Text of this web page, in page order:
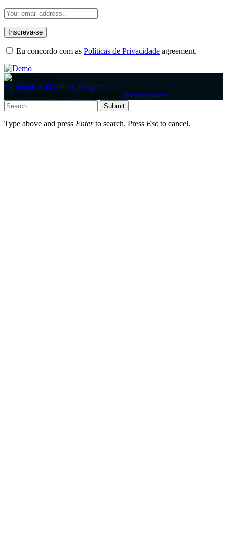
Eu concordo com as Políticas de Privacidade agreement.
Facebook X (Twitter) Instagram
ThemeSphere
Submit
Type above and press Enterto search. Press Esc to cancel.